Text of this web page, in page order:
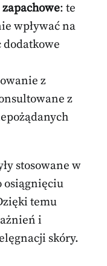
: te
wpływać na
dodatkowe
z
z
stosowane w
osiągnięciu
temu
i
skóry.